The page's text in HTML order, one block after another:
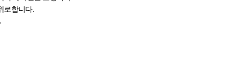
로합니다.